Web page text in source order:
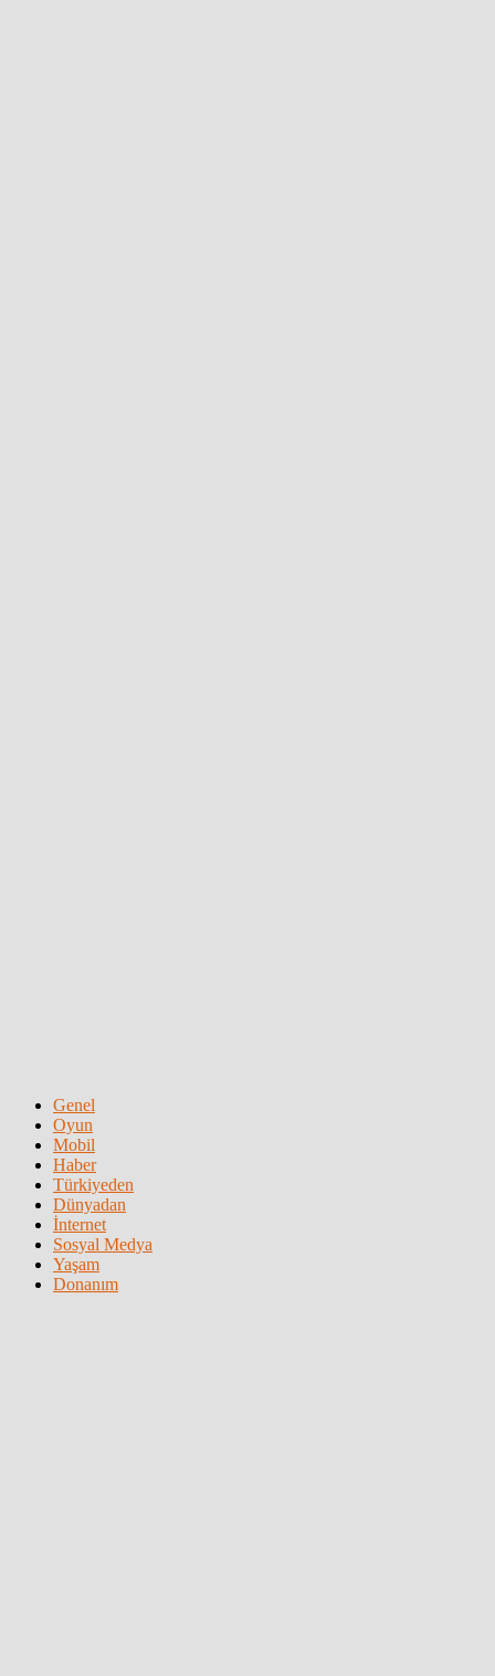
Genel
Oyun
Mobil
Haber
Türkiyeden
Dünyadan
İnternet
Sosyal Medya
Yaşam
Donanım